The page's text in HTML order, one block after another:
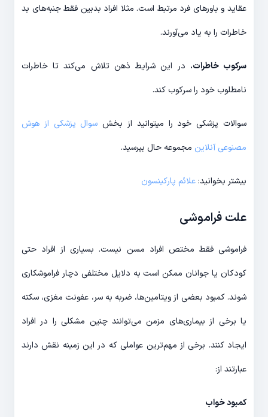
عقاید و باورهای فرد مرتبط است. مثلا افراد بدبین فقط جنبه‌های بد
خاطرات را به یاد می‌آورند.
سرکوب خاطرات. در این شرایط ذهن تلاش می‌کند تا خاطرات
نامطلوب خود را سرکوب کند.
سوالات پزشکی خود را میتوانید از بخش سوال پزشکی از هوش
مصنوعی آنلاین مجموعه حال بپرسید.
بیشتر بخوانید:علائم پارکینسون
علت فراموشی
فراموشی فقط مختص افراد مسن نیست. بسیاری از افراد حتی
کودکان یا جوانان ممکن است به دلایل مختلفی دچار فراموشکاری
شوند. کمبود بعضی از ویتامین‌ها، ضربه به سر، عفونت مغزی، سکته
یا برخی از بیماری‌های مزمن می‌توانند چنین مشکلی را در افراد
ایجاد کنند. برخی از مهم‌ترین عواملی که در این زمینه نقش دارند
عبارتند از:
کمبود خواب